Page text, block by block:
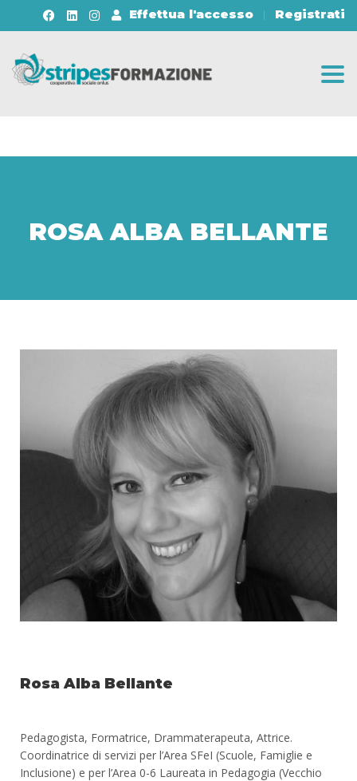
Effettua l'accesso Registrati
ROSA ALBA BELLANTE
Rosa Alba Bellante
Pedagogista, Formatrice, Drammaterapeuta, Attrice.
Coordinatrice di servizi per l’Area SFeI (Scuole, Famiglie e
Inclusione) e per l’Area 0-6 Laureata in Pedagogia (Vecchio